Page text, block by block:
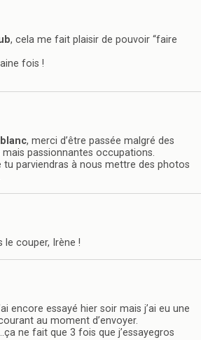
, cela me fait plaisir de pouvoir “faire
fois !
, merci d’être passée malgré des
passionnantes occupations.
tu parviendras à nous mettre des photos
le couper, Irène !
encore essayé hier soir mais j’ai eu une
au moment d’envoyer.
ne fait que 3 fois que j’essayegros